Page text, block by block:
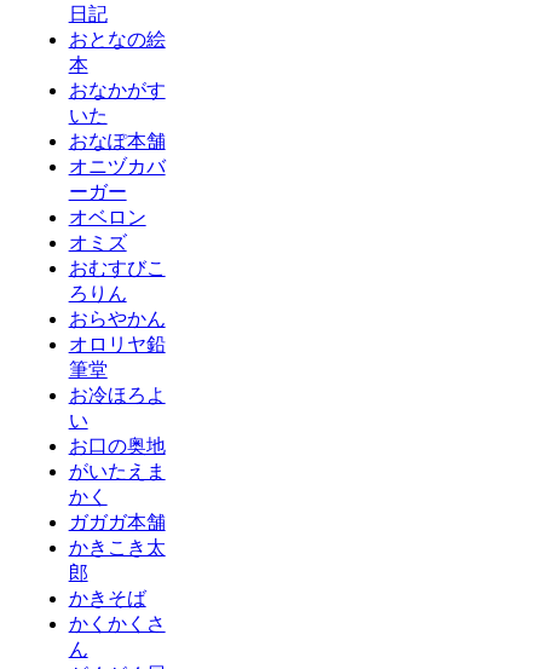
日記
おとなの絵
本
おなかがす
いた
おなぽ本舗
オニヅカバ
ーガー
オベロン
オミズ
おむすびこ
ろりん
おらやかん
オロリヤ鉛
筆堂
お冷ほろよ
い
お口の奥地
がいたえま
かく
ガガガ本舗
かきこき太
郎
かきそば
かくかくさ
ん